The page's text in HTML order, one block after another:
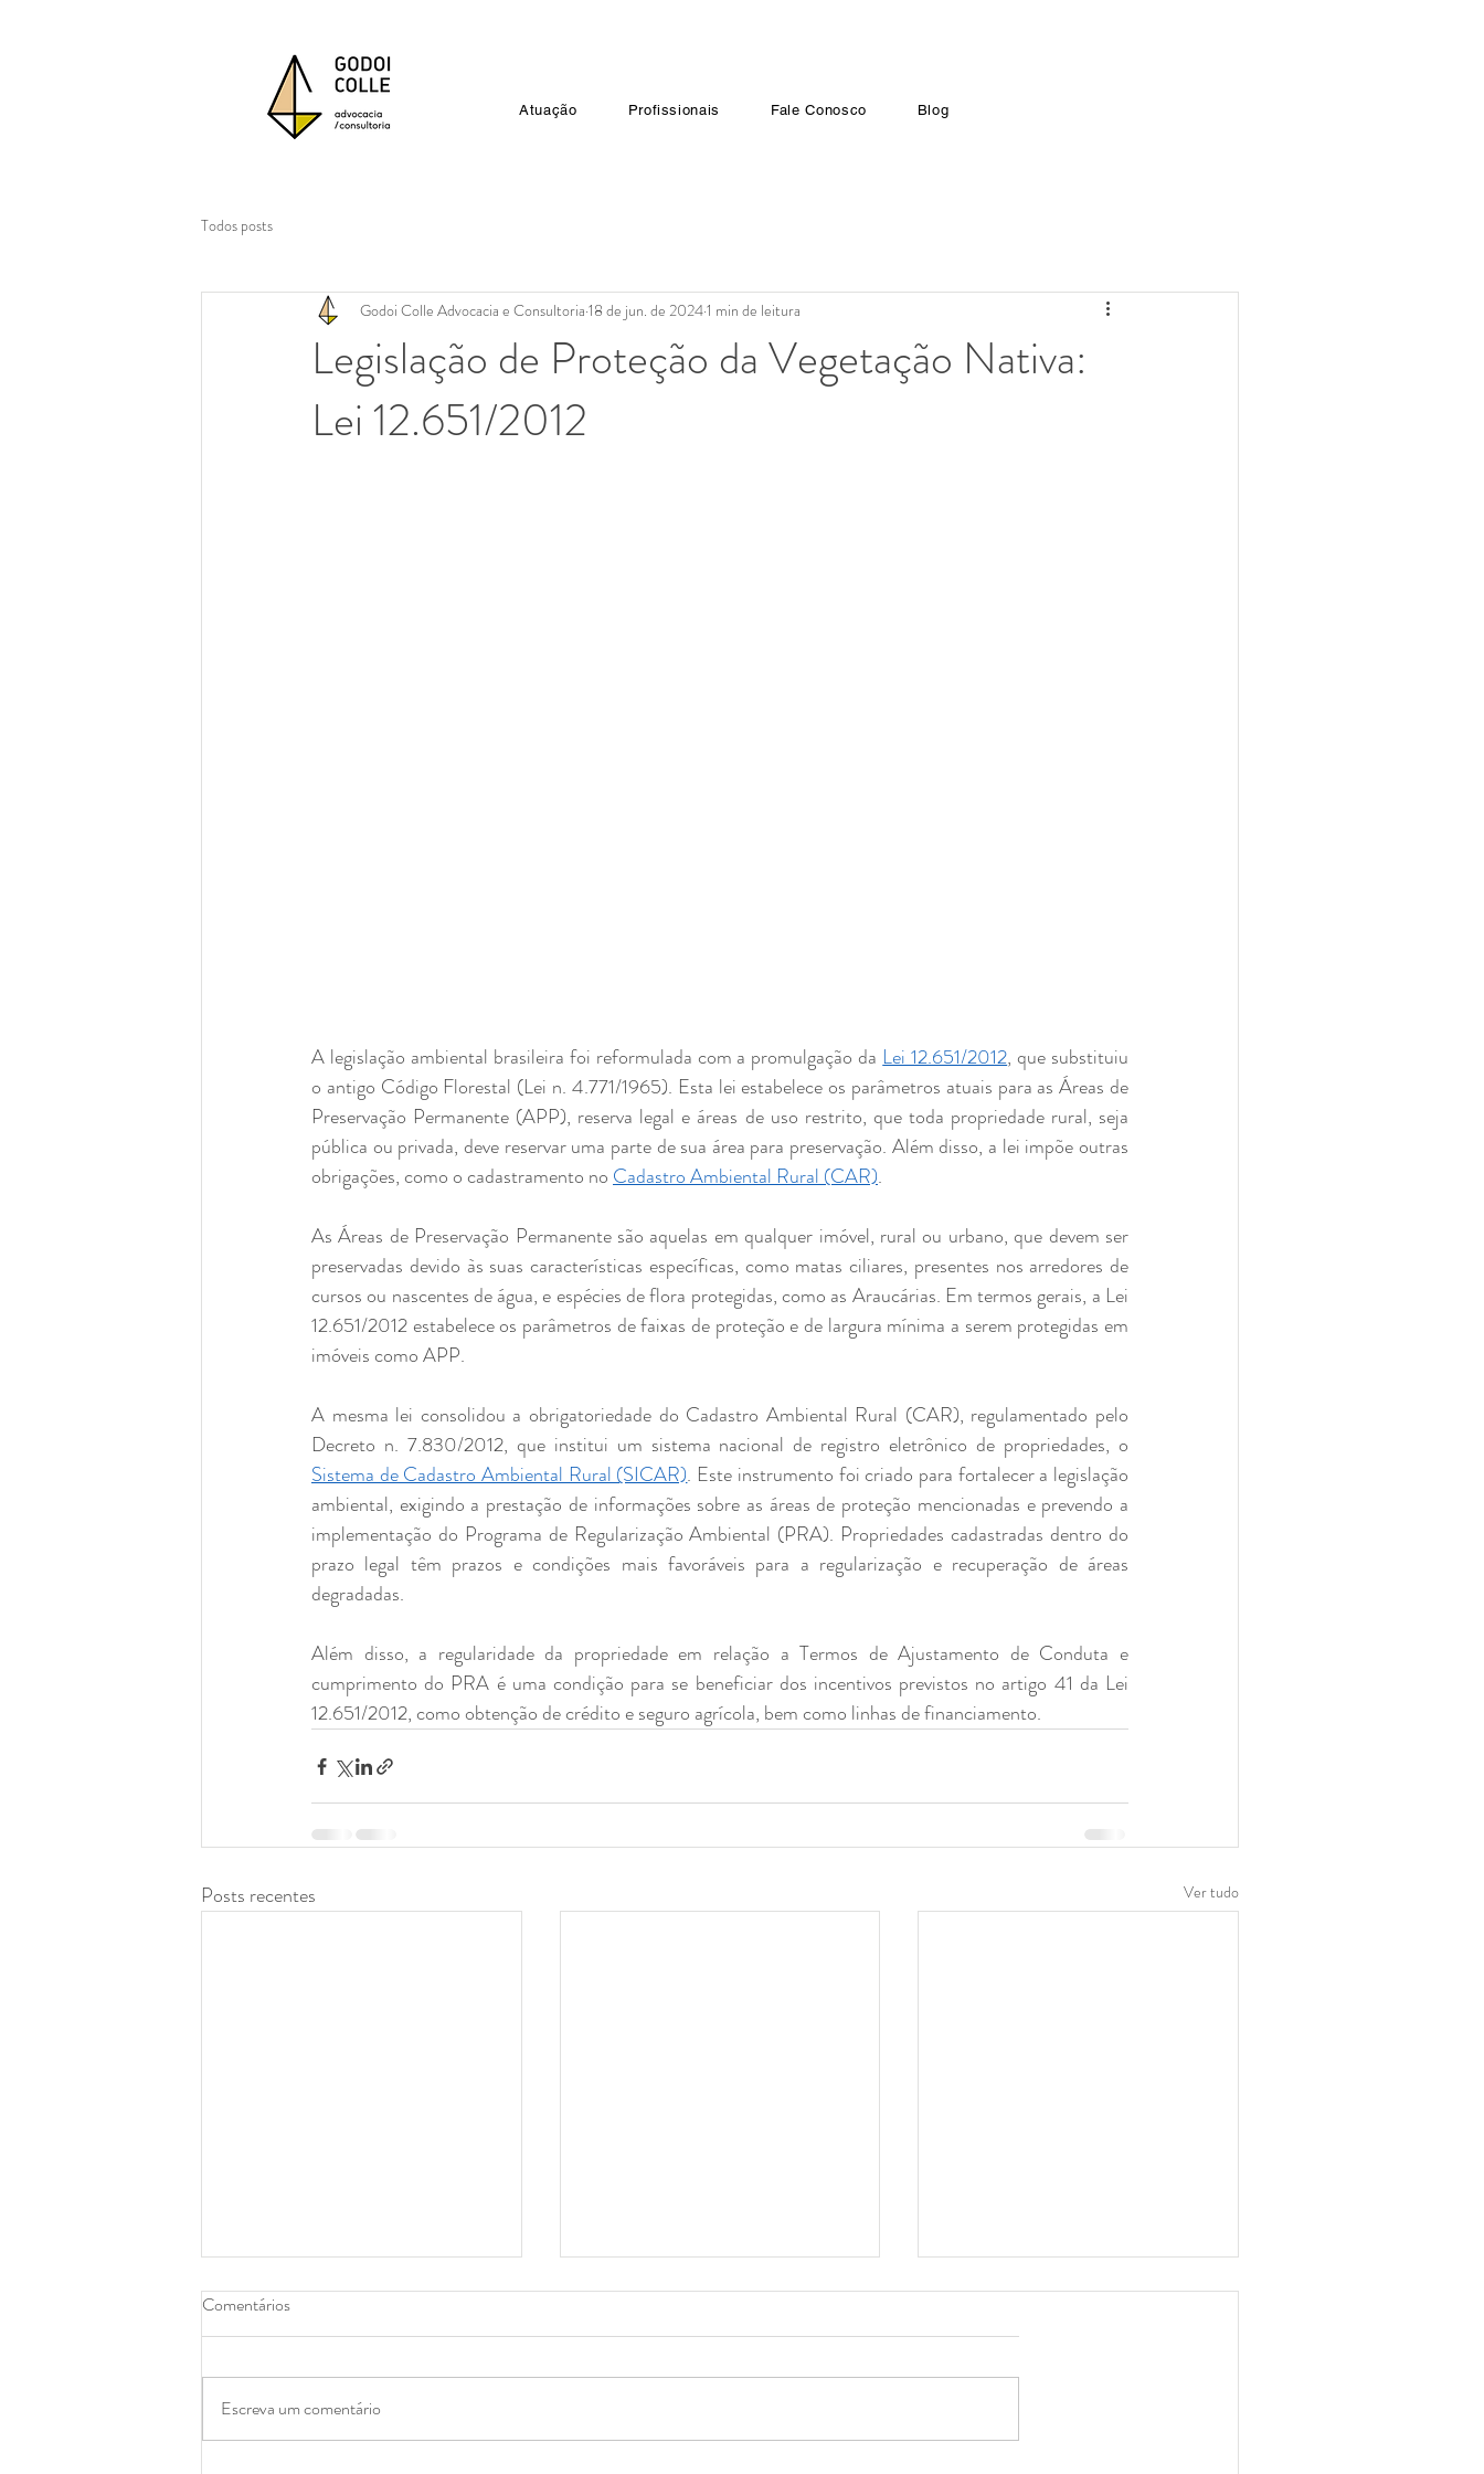
Atuação Profissionais Fale Conosco Blog
Todos posts
Legislação de Proteção da Vegetação Nativa:
Lei 12.651/2012
Godoi Colle Advocacia e Consultoria 18 de jun. de 20241 min de leitura
A legislação ambiental brasileira foi reformulada com a promulgação da Lei 12.651/2012, que substituiu
o antigo Código Florestal (Lei n. 4.771/1965). Esta lei estabelece os parâmetros atuais para as Áreas de
Preservação Permanente (APP), reserva legal e áreas de uso restrito, que toda propriedade rural, seja
pública ou privada, deve reservar uma parte de sua área para preservação. Além disso, a lei impõe outras
obrigações, como o cadastramento no Cadastro Ambiental Rural (CAR).
As Áreas de Preservação Permanente são aquelas em qualquer imóvel, rural ou urbano, que devem ser
preservadas devido às suas características específicas, como matas ciliares, presentes nos arredores de
cursos ou nascentes de água, e espécies de flora protegidas, como as Araucárias. Em termos gerais, a Lei
12.651/2012 estabelece os parâmetros de faixas de proteção e de largura mínima a serem protegidas em
imóveis como APP.
A mesma lei consolidou a obrigatoriedade do Cadastro Ambiental Rural (CAR), regulamentado pelo
Sistema de Cadastro Ambiental Rural (SICAR). Este instrumento foi criado para fortalecer a legislação
ambiental, exigindo a prestação de informações sobre as áreas de proteção mencionadas e prevendo a
implementação do Programa de Regularização Ambiental (PRA). Propriedades cadastradas dentro do
prazo legal têm prazos e condições mais favoráveis para a regularização e recuperação de áreas
degradadas.
Além disso, a regularidade da propriedade em relação a Termos de Ajustamento de Conduta e
cumprimento do PRA é uma condição para se beneficiar dos incentivos previstos no artigo 41 da Lei
12.651/2012, como obtenção de crédito e seguro agrícola, bem como linhas de financiamento.
Posts recentes Ver tudo
Comentários
Escreva um comentário